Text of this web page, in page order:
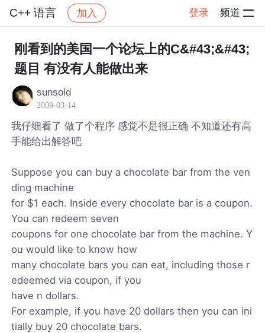
C++ 语言 加入 登录 频道
社区 C++ 语言 帖子详情
刚看到的美国一个论坛上的C&#43;&#43;
题目 有没有人能做出来
sunsold
2009-03-14
我仔细看了 做了个程序 感觉不是很正确 不知道还有高
手能给出解答吧
Suppose you can buy a chocolate bar from the ven
ding machine
for $1 each. Inside every chocolate bar is a coupon.
You can redeem seven
coupons for one chocolate bar from the machine. Y
ou would like to know how
many chocolate bars you can eat, including those r
edeemed via coupon, if you
have n dollars.
For example, if you have 20 dollars then you can ini
tially buy 20 chocolate bars.